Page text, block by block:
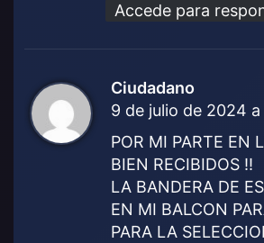
Accede para
Ciudadano
i
c
e
:
9 de julio de 2024 a
POR MI PARTE EN
BIEN RECIBIDOS !!
LA BANDERA DE
EN MI BALCON
PARA LA